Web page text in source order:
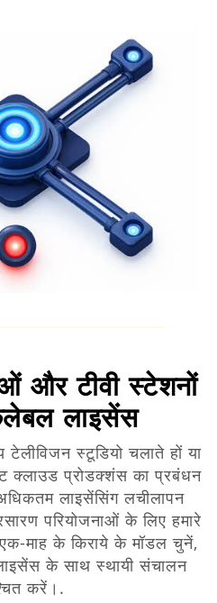
और टीवी स्टेशनों
लाइसेंस
स्टूडियो चलाते हों या
क्लाउड प्रोडक्शंस का प्रबंधन
लाइसेंसिंग लचीलापन
परियोजनाओं के लिए हमारे
माह के किराये के मॉडल चुनें,
के साथ स्थायी संचालन
करें।.